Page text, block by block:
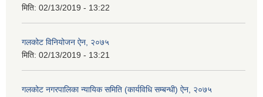
मिति: 02/13/2019 - 13:22
गलकोट विनियोजन ऐन, २०७५
मिति: 02/13/2019 - 13:21
गलकोट नगरपालिका न्यायिक समिति (कार्यविधि सम्बन्धी) ऐन, २०७५